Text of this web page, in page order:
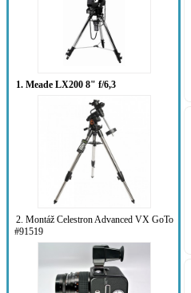
1. Meade LX200 8" f/6,3
2. Montáž Celestron Advanced VX GoTo
#91519